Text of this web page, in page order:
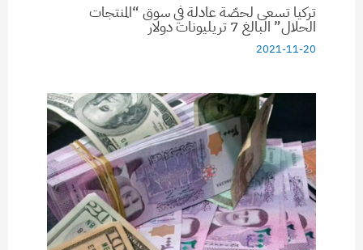
تركيا تسعى لحصّة عادلة في سوق “المنتجات
الحلال” البالغ 7 تريليونات دولار
2021-11-20